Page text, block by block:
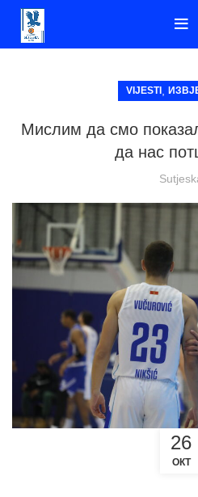
VIJESTI
Мислим да смо
да нас
26
ОКТ